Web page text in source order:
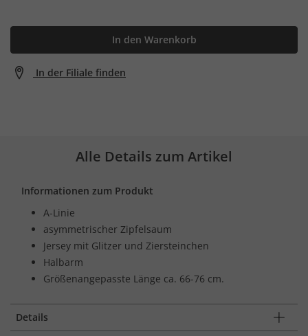
In den Warenkorb
In der Filiale finden
Alle Details zum Artikel
Informationen zum Produkt
A-Linie
asymmetrischer Zipfelsaum
Jersey mit Glitzer und Ziersteinchen
Halbarm
Größenangepasste Länge ca. 66-76 cm.
Details